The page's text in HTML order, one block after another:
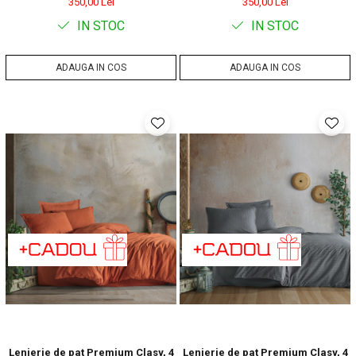
IN STOC
ADAUGA IN COS
IN STOC
ADAUGA IN COS
Lenjerie de pat Premium Clasy, 4
Lenjerie de pat Premium Clasy, 4